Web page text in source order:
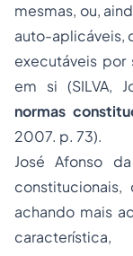
mesmas, ou,
auto-aplicáveis,
executáveis por
em si (SILVA,
normas
2007. p. 73).
José Afonso
achando mais